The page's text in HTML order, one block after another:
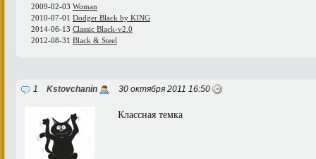
2009-02-03 Woman
2010-07-01 Dodger Black by KING
2014-06-13 Classic Black-v2.0
2012-08-31 Black & Steel
1 Kstovchanin 30 октября 2011 16:50
Классная темка